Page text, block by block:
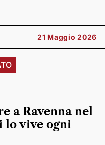
21 Maggio 2026
a Ravenna nel
lo vive ogni